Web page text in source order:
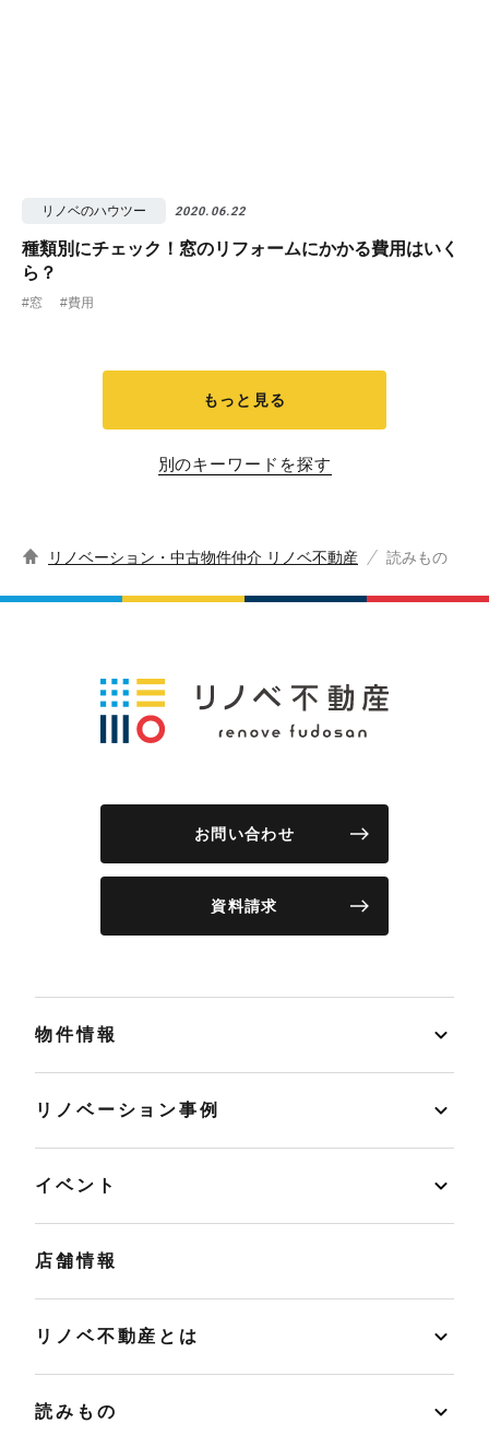
リノベのハウツー 2020.06.22
種類別にチェック！窓のリフォームにかかる費用はいく
ら？
#窓 #費用
もっと見る
別のキーワードを探す
リノベーション・中古物件仲介 リノベ不動産 読みもの
お問い合わせ
資料請求
物件情報
リノベーション事例
イベント
店舗情報
リノベ不動産とは
読みもの